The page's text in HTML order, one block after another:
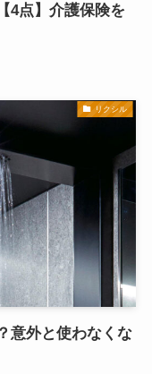
4点】介護保険を
リクシル
意外と使わなくな